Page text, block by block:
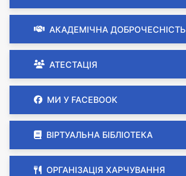
АКАДЕМІЧНА ДОБРОЧЕСНІСТЬ
АТЕСТАЦІЯ
МИ У FACEBOOK
ВІРТУАЛЬНА БІБЛІОТЕКА
ОРГАНІЗАЦІЯ ХАРЧУВАННЯ